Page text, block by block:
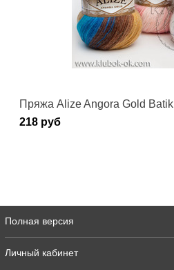
Пряжа Alize Angora Gold Batik
218 руб
Полная версия
Личный кабинет